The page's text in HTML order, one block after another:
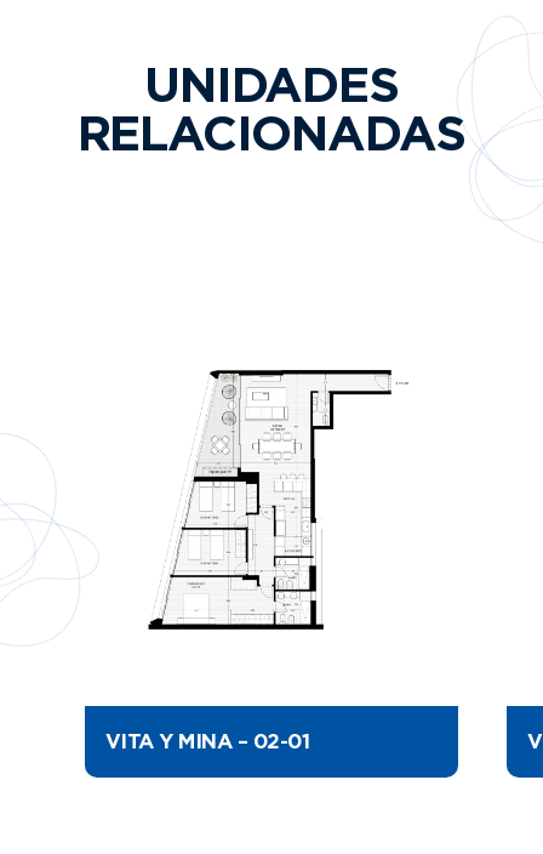
UNIDADES
RELACIONADAS
VITA Y MINA – 02-01